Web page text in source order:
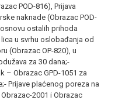
POD-816), Prijava
naknade (Obrazac POD-
ostalih prihoda
u svrhu oslobađanja od
(Obrazac OP-820), u
za 30 dana;-
– Obrazac GPD-1051 za
Prijave plaćenog poreza na
2001 i Obrazac